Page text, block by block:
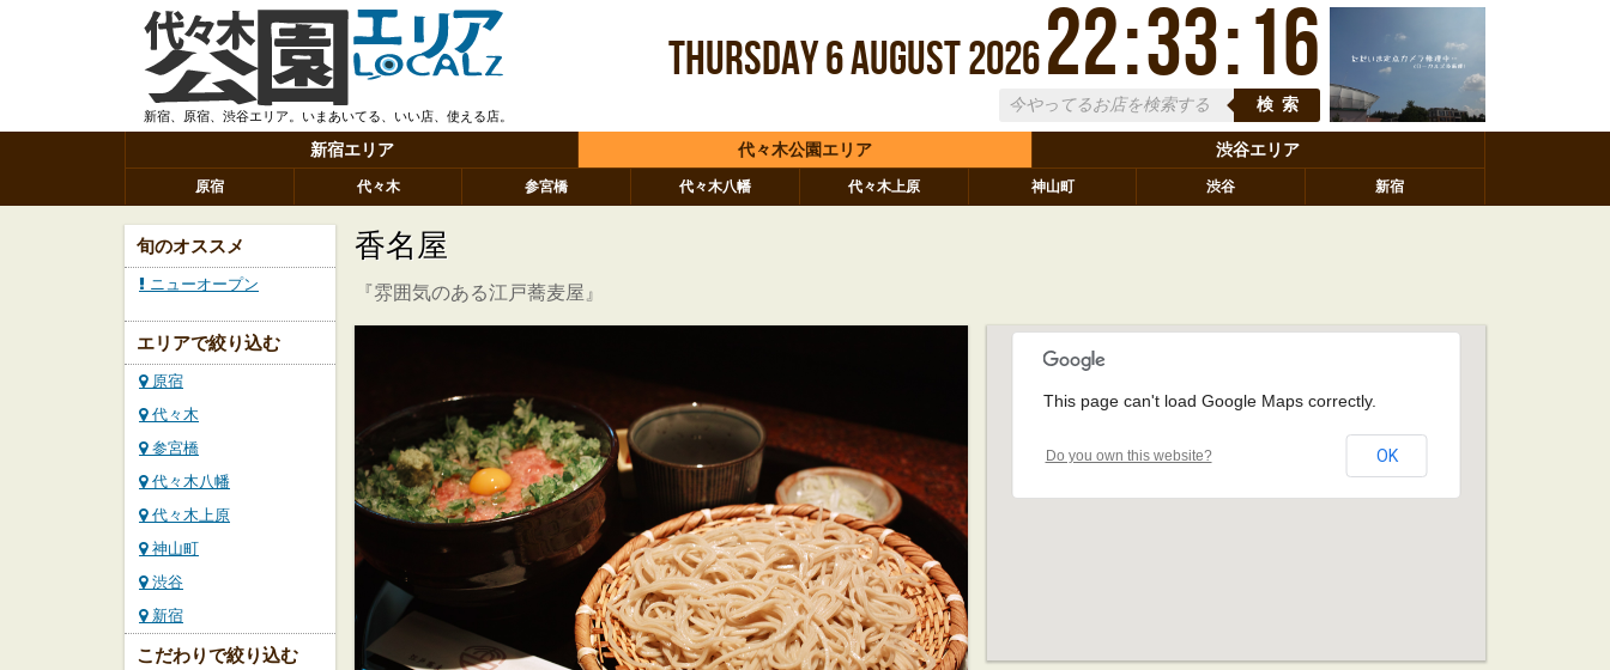
新宿、原宿、渋谷エリア。いまあいてる、いい店、使える店。
Thursday6August202622:33:16
検索
新宿エリア 代々木公園エリア 渋谷エリア
原宿 代々木 参宮橋 代々木八幡 代々木上原 神山町 渋谷 新宿
旬のオススメ
ニューオープン
エリアで絞り込む
原宿
代々木
参宮橋
代々木八幡
代々木上原
神山町
渋谷
新宿
こだわりで絞り込む
香名屋
『雰囲気のある江戸蕎麦屋』
This page can't load Google Maps correctly.
Do you own this website? OK